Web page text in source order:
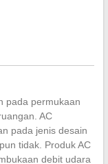
pada permukaan
AC
pada jenis desain
tidak. Produk AC
debit udara